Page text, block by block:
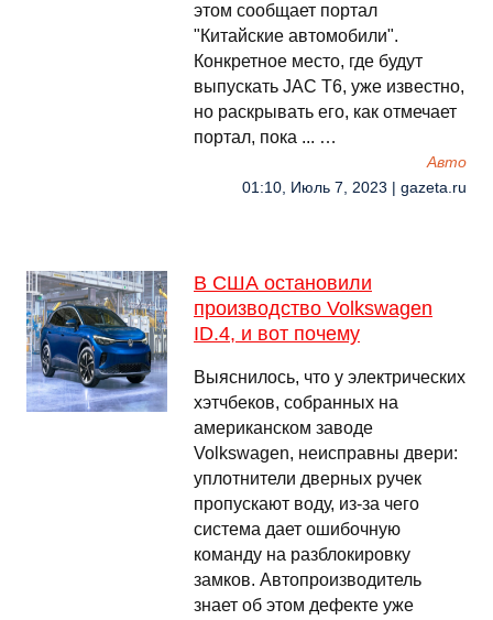
этом сообщает портал
"Китайские автомобили".
Конкретное место, где будут
выпускать JAC T6, уже известно,
но раскрывать его, как отмечает
портал, пока ... …
Авто
01:10, Июль 7, 2023 | gazeta.ru
В США остановили
производство Volkswagen
ID.4, и вот почему
Выяснилось, что у электрических
хэтчбеков, собранных на
американском заводе
Volkswagen, неисправны двери:
уплотнители дверных ручек
пропускают воду, из-за чего
система дает ошибочную
команду на разблокировку
замков. Автопроизводитель
знает об этом дефекте уже